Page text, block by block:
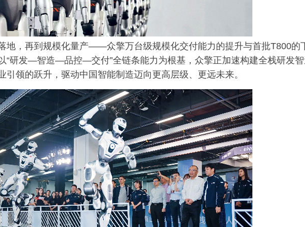
地，再到规模化量产——众擎万台级规模化交付能力的提升与首批T800的
“研发—智造—品控—交付”全链条能力为根基，众擎正加速构建全栈研发
引领的跃升，驱动中国智能制造迈向更高层级、更远未来。